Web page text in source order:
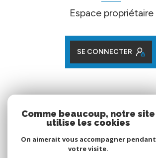
Espace propriétaire
SE CONNECTER
Nos partenaires
Comme beaucoup, notre site
utilise les cookies
On aimerait vous accompagner pendant
votre visite.